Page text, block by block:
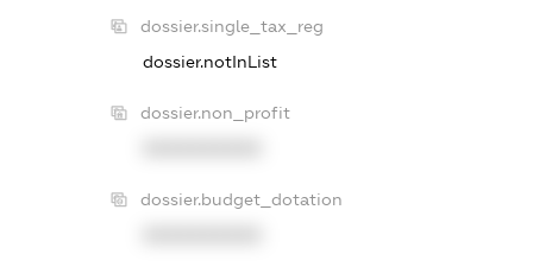
dossier.single_tax_reg
dossier.notInList
dossier.non_profit
dossier.budget_dotation